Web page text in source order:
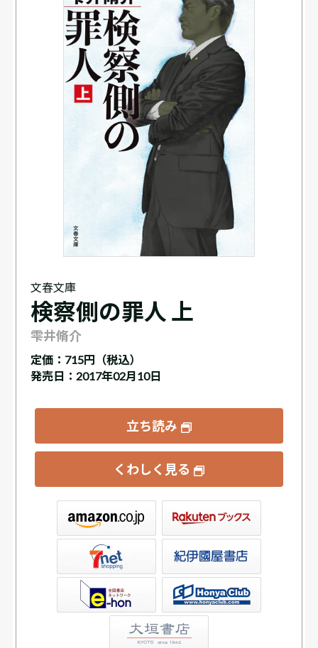
文春文庫
検察側の罪人 上
雫井脩介
定価： 715円（税込）
発売日：2017年02月10日
立ち読み
くわしく見る
書店ウェブストア